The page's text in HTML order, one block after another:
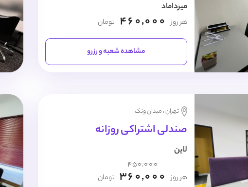
میرداماد
هر روز 460,000 تومان
مشاهده شعبه و رزرو
تهران ، میدان ونک
صندلی اشتراکی روزانه
لاین
هر روز
450,000
360,000 تومان